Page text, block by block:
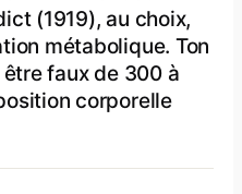
(1919), au choix,
métabolique. Ton
faux de 300 à
corporelle